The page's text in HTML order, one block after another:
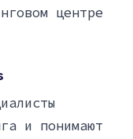
центре
и понимают